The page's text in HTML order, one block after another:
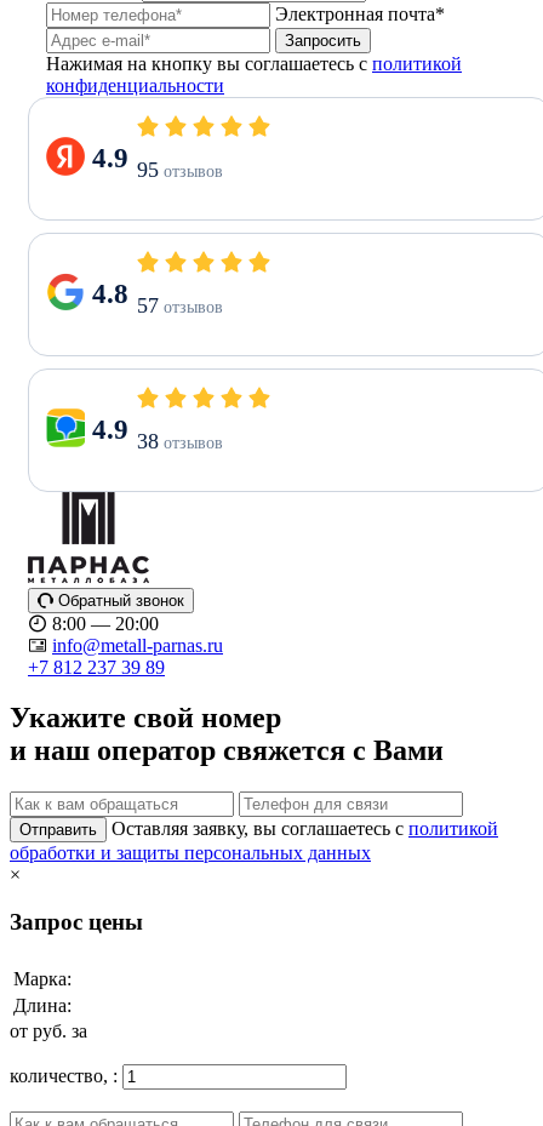
Электронная почта*
Запросить
Нажимая на кнопку вы соглашаетесь с политикой
конфиденциальности
4.9 95 отзывов
4.8 57 отзывов
4.9 38 отзывов
Обратный звонок
8:00 — 20:00
info@metall-parnas.ru
+7 812 237 39 89
Укажите свой номер
и наш оператор свяжется с Вами
Отправить Оставляя заявку, вы соглашаетесь с политикой
обработки и защиты персональных данных
×
Запрос цены
Марка:
Длина:
от руб. за
количество, :